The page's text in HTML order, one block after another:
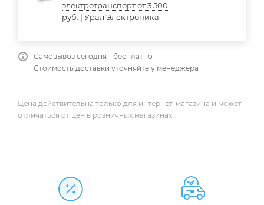
электротранспорт от 3 500
руб. | Урал Электроника
Самовывоз сегодня - бесплатно
Стоимость доставки уточняйте у менеджера
Цена действительна только для интернет-магазина и может
отличаться от цен в розничных магазинах